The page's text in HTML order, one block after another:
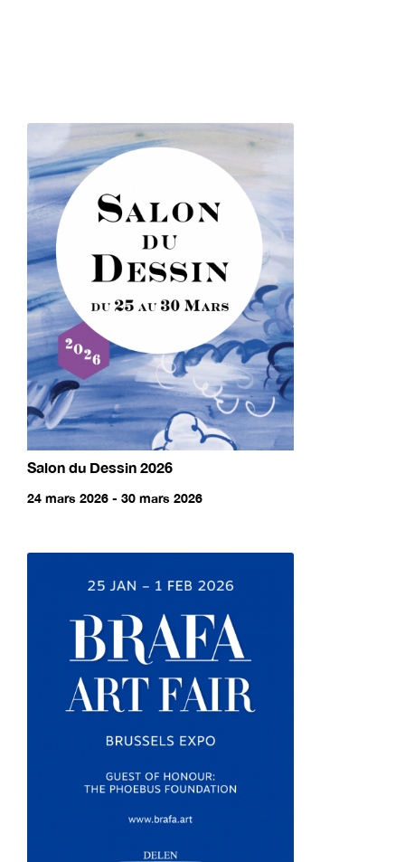
Salon du Dessin 2026
24 mars 2026 - 30 mars 2026